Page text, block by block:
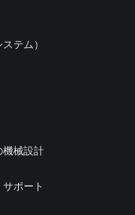
テム）
機械設計
ポート